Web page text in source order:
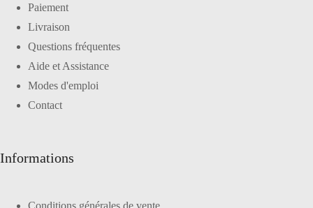
Paiement
Livraison
Questions fréquentes
Aide et Assistance
Modes d'emploi
Contact
Informations
Conditions générales de vente